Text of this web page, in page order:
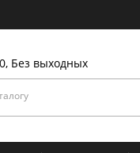
Без выходных